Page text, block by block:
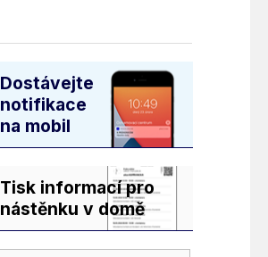
Dostávejte
notifikace
na mobil
Tisk informací pro
nástěnku v domě